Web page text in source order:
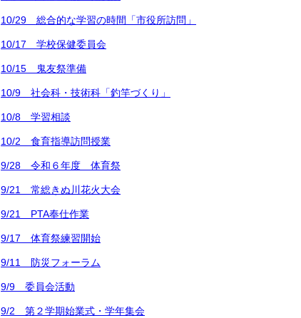
10/29 総合的な学習の時間「市役所訪問」
10/17 学校保健委員会
10/15 鬼友祭準備
10/9 社会科・技術科「釣竿づくり」
10/8 学習相談
10/2 食育指導訪問授業
9/28 令和６年度 体育祭
9/21 常総きぬ川花火大会
9/21 PTA奉仕作業
9/17 体育祭練習開始
9/11 防災フォーラム
9/9 委員会活動
9/2 第２学期始業式・学年集会